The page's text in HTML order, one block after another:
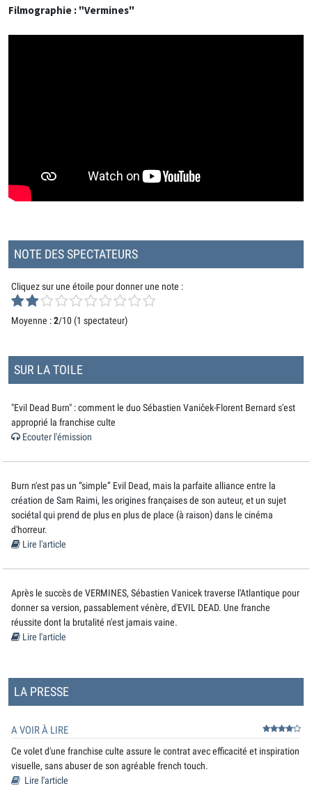
Filmographie : "Vermines"
NOTE DES SPECTATEURS
Cliquez sur une étoile pour donner une note :
Moyenne :2/10 (1 spectateur)
SUR LA TOILE
"Evil Dead Burn" : comment le duo Sébastien Vaniček-Florent Bernard s'est
approprié la franchise culte
Ecouter l'émission
Burn n'est pas un “simple” Evil Dead, mais la parfaite alliance entre la
création de Sam Raimi, les origines françaises de son auteur, et un sujet
sociétal qui prend de plus en plus de place (à raison) dans le cinéma
d'horreur.
Lire l'article
Après le succès de VERMINES, Sébastien Vanicek traverse l'Atlantique pour
donner sa version, passablement vénère, d'EVIL DEAD. Une franche
réussite dont la brutalité n'est jamais vaine.
Lire l'article
LA PRESSE
A VOIR À LIRE
Ce volet d'une franchise culte assure le contrat avec efficacité et inspiration
visuelle, sans abuser de son agréable french touch.
Lire l'article